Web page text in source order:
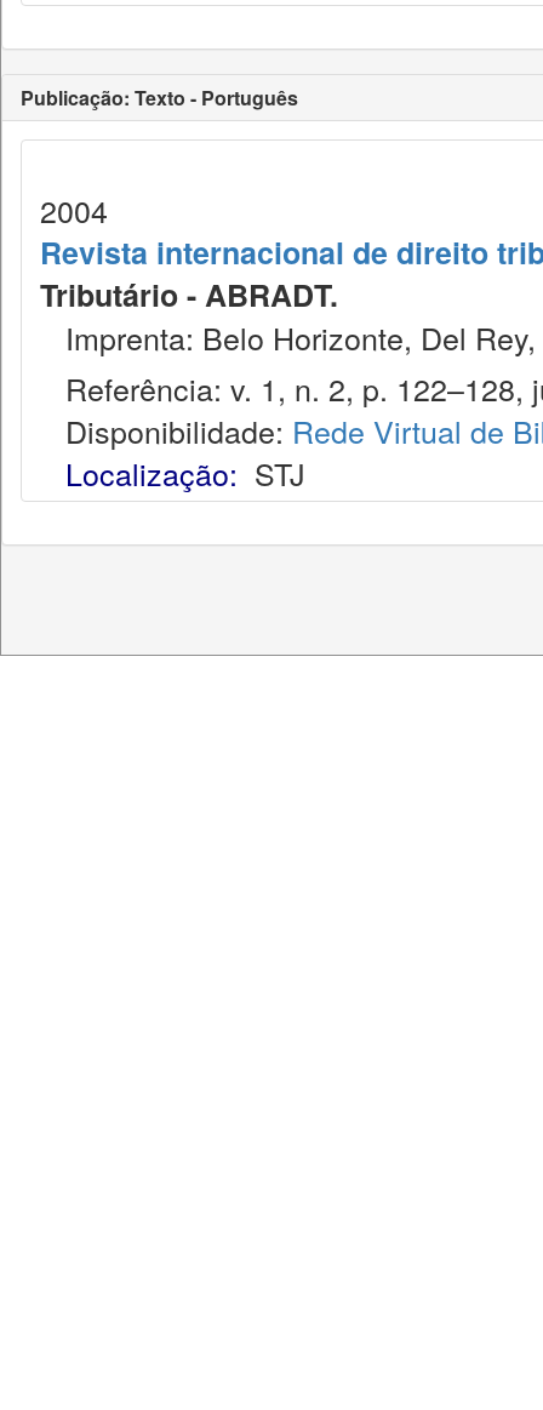
Publicação: Texto - Português
2004
Revista internacional de direito
Tributário - ABRADT.
Imprenta: Belo Horizonte, Del
Referência: v. 1, n. 2, p. 122–128,
Disponibilidade: Rede Virtual de
Localização: STJ